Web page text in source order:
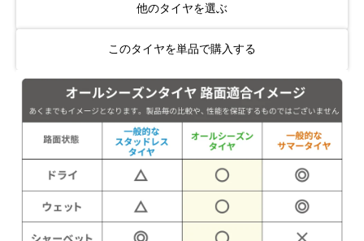
他のタイヤを選ぶ
このタイヤを単品で購入する